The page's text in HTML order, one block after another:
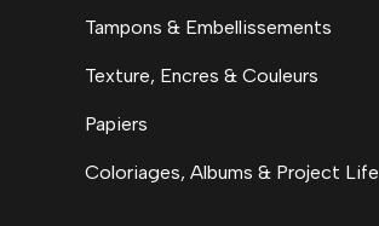
Tampons & Embellissements
Texture, Encres & Couleurs
Papiers
Coloriages, Albums & Project Life